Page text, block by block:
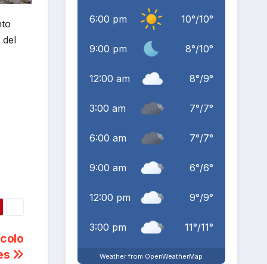
del
6:00 pm 10°/10°
9:00 pm 8°/10°
12:00 am 8°/9°
3:00 am 7°/7°
6:00 am 7°/7°
9:00 am 6°/6°
12:00 pm 9°/9°
3:00 pm 11°/11°
Weather from OpenWeatherMap